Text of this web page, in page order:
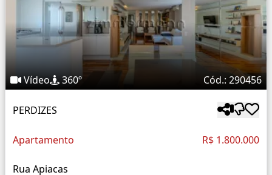
Vídeo 360º Cód.: 290456
PERDIZES
Apartamento R$ 1.800.000
Rua Apiacas